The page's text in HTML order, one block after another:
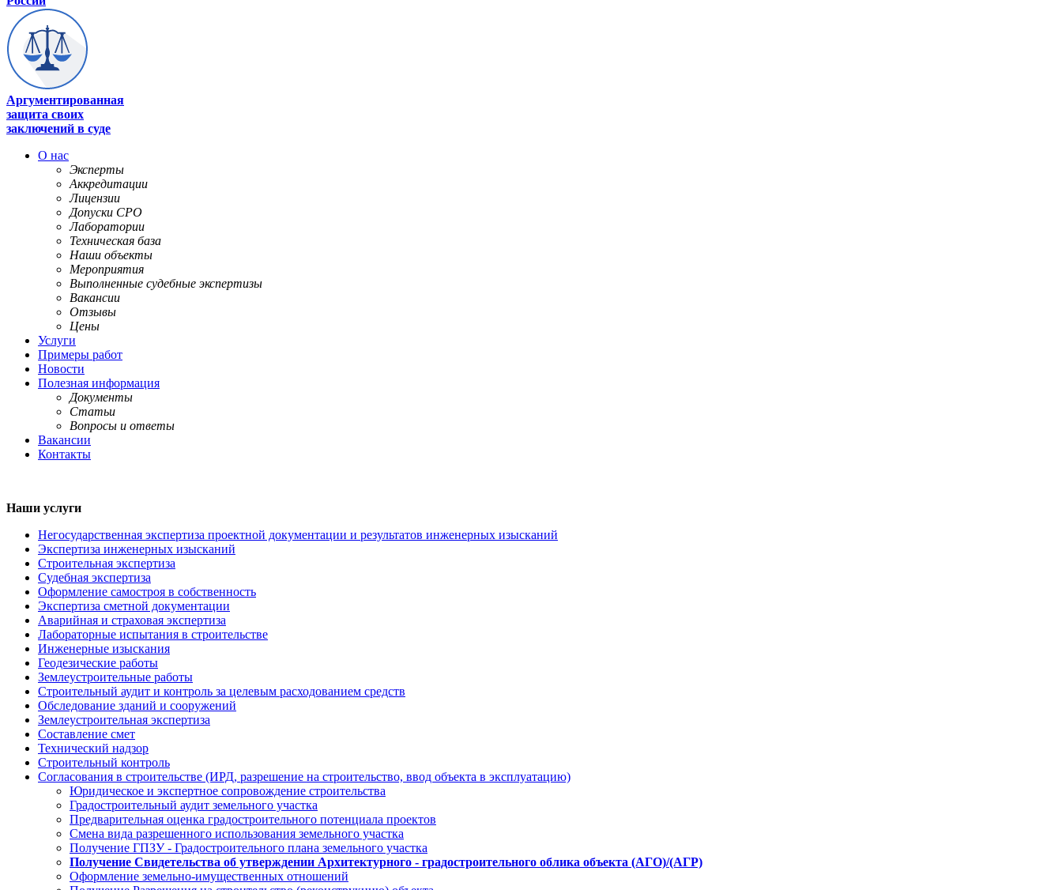
Аргументированная
защита своих
заключений в суде
О нас
Эксперты
Аккредитации
Лицензии
Допуски СРО
Лаборатории
Техническая база
Наши объекты
Мероприятия
Выполненные судебные экспертизы
Вакансии
Отзывы
Цены
Услуги
Примеры работ
Новости
Полезная информация
Документы
Статьи
Вопросы и ответы
Вакансии
Контакты
Наши услуги
Негосударственная экспертиза проектной документации и результатов инженерных изысканий
Экспертиза инженерных изысканий
Строительная экспертиза
Судебная экспертиза
Оформление самостроя в собственность
Экспертиза сметной документации
Аварийная и страховая экспертиза
Лабораторные испытания в строительстве
Инженерные изыскания
Геодезические работы
Землеустроительные работы
Строительный аудит и контроль за целевым расходованием средств
Обследование зданий и сооружений
Землеустроительная экспертиза
Составление смет
Технический надзор
Строительный контроль
Согласования в строительстве (ИРД, разрешение на строительство, ввод объекта в эксплуатацию)
Юридическое и экспертное сопровождение строительства
Градостроительный аудит земельного участка
Предварительная оценка градостроительного потенциала проектов
Смена вида разрешенного использования земельного участка
Получение ГПЗУ - Градостроительного плана земельного участка
Получение Свидетельства об утверждении Архитектурного - градостроительного облика объекта (АГО)/(АГР)
Оформление земельно-имущественных отношений